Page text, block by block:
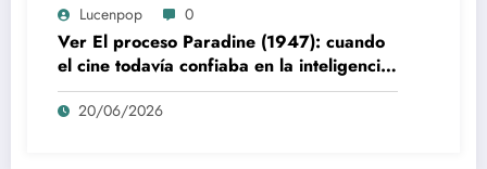
Lucenpop 0
Ver El proceso Paradine (1947): cuando
el cine todavía confiaba en la inteligencia
del espectador
20/06/2026